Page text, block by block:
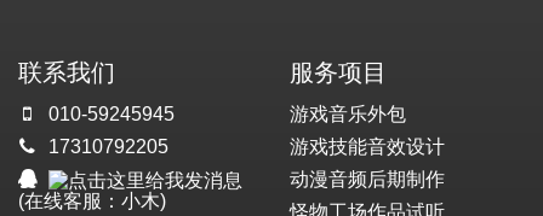
联系我们
010-59245945
17310792205
(在线客服：小木)
服务项目
游戏音乐外包
游戏技能音效设计
动漫音频后期制作
怪物工场作品试听